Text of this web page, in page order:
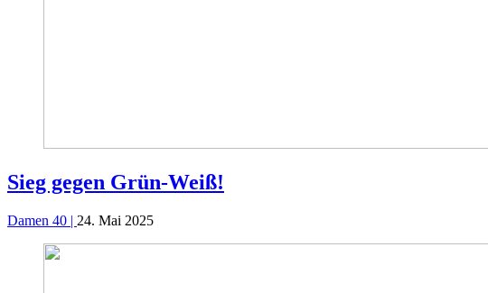
Sieg gegen Grün-Weiß!
Damen 40 | 24. Mai 2025